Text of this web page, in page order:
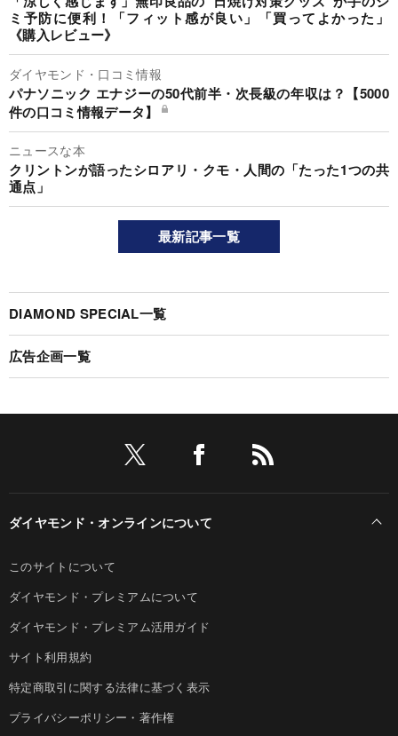
ミ予防に便利！「フィット感が良い」「買ってよかった」
《購入レビュー》
ダイヤモンド・口コミ情報
パナソニック エナジーの50代前半・次長級の年収は？【5000
件の口コミ情報データ】
ニュースな本
クリントンが語ったシロアリ・クモ・人間の「たった1つの共
通点」
最新記事一覧
DIAMOND SPECIAL一覧
広告企画一覧
ダイヤモンド・オンラインについて
このサイトについて
ダイヤモンド・プレミアムについて
ダイヤモンド・プレミアム活用ガイド
サイト利用規約
特定商取引に関する法律に基づく表示
プライバシーポリシー・著作権